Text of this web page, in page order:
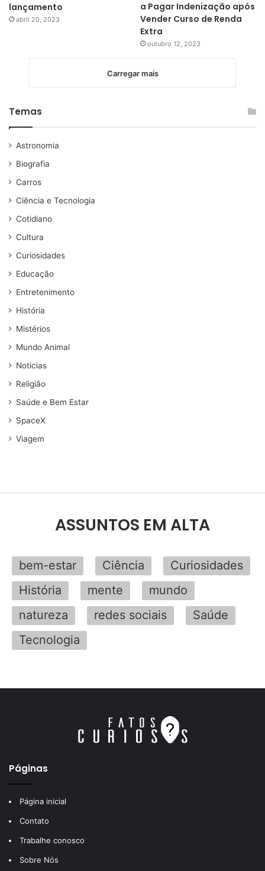
lançamento
abril 20, 2023
a Pagar Indenização após
Vender Curso de Renda
Extra
outubro 12, 2023
Carregar mais
Temas
Astronomia
Biografia
Carros
Ciência e Tecnologia
Cotidiano
Cultura
Curiosidades
Educação
Entretenimento
História
Mistérios
Mundo Animal
Noticias
Religião
Saúde e Bem Estar
SpaceX
Viagem
ASSUNTOS EM ALTA
bem-estar Ciência
Curiosidades
História
mente
mundo
natureza
redes sociais
Saúde
Tecnologia
Páginas
Página inicial
Contato
Trabalhe conosco
Sobre Nós